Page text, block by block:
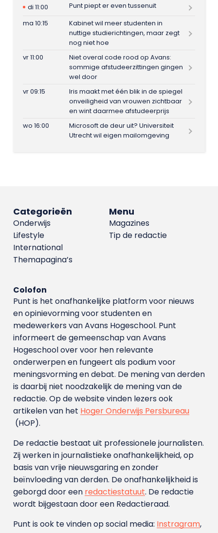
di 11:00
Punt piept er even tussenuit
ma 10:15
Kabinet wil meer studenten in
nuttige studierichtingen, maar zegt
nog niet hoe
vr 11:00
Niet overal code rood op Avans:
sommige afstudeerzittingen gingen
wel door
vr 09:15
Iris maakt met één blik in de spiegel
onveiligheid van vrouwen zichtbaar
en wint daarmee afstudeerprijs
wo 16:00
Microsoft de deur uit? Universiteit
Utrecht wil eigen mailomgeving
Menu
Magazines
Tip de redactie
Categorieën
Onderwijs
Lifestyle
International
Themapagina’s
Colofon
Punt is het onafhankelijke platform voor nieuws
en opinievorming voor studenten en
medewerkers van Avans Hoge­school. Punt
informeert de gemeenschap van Avans
Hogeschool over voor hen relevante
onderwerpen en fungeert als podium voor
meningsvorming en debat. De mening van derden
is daarbij niet noodzakelijk de mening van de
redactie. Op de website vinden lezers ook
artikelen van het Hoger Onderwijs Persbureau
(HOP).
De redactie bestaat uit professionele journalisten.
Zij werken in journalistieke onafhankelijkheid, op
basis van vrije nieuwsgaring en zonder
beïnvloeding van derden. De onafhankelijkheid is
geborgd door een redactiestatuut. De redactie
wordt bijgestaan door een Redactieraad.
Punt is ook te vinden op social media: Instragram,